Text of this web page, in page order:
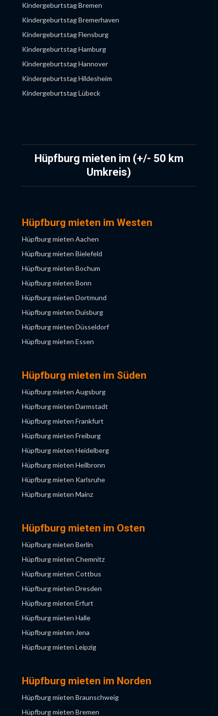
Kindergeburtstag Bremen
Kindergeburtstag Bremerhaven
Kindergeburtstag Flensburg
Kindergeburtstag Hamburg
Kindergeburtstag Hannover
Kindergeburtstag Hildesheim
Kindergeburtstag Lübeck
Kindergeburtstag Wolfsburg
Hüpfburg mieten im (+/- 50 km
Umkreis)
Hüpfburg mieten im Westen
Hüpfburg mieten Aachen
Hüpfburg mieten Bielefeld
Hüpfburg mieten Bochum
Hüpfburg mieten Bonn
Hüpfburg mieten Dortmund
Hüpfburg mieten Duisburg
Hüpfburg mieten Düsseldorf
Hüpfburg mieten Essen
Hüpfburg mieten Köln
Hüpfburg mieten im Süden
Hüpfburg mieten Augsburg
Hüpfburg mieten Darmstadt
Hüpfburg mieten Frankfurt
Hüpfburg mieten Freiburg
Hüpfburg mieten Heidelberg
Hüpfburg mieten Heilbronn
Hüpfburg mieten Karlsruhe
Hüpfburg mieten Mainz
Hüpfburg mieten München
Hüpfburg mieten im Osten
Hüpfburg mieten Berlin
Hüpfburg mieten Chemnitz
Hüpfburg mieten Cottbus
Hüpfburg mieten Dresden
Hüpfburg mieten Erfurt
Hüpfburg mieten Halle
Hüpfburg mieten Jena
Hüpfburg mieten Leipzig
Hüpfburg mieten Potsdam
Hüpfburg mieten im Norden
Hüpfburg mieten Braunschweig
Hüpfburg mieten Bremen